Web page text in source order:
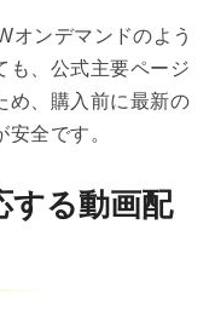
オンデマンドのよう
も、公式主要ページ
め、購入前に最新の
全です。
する動画配